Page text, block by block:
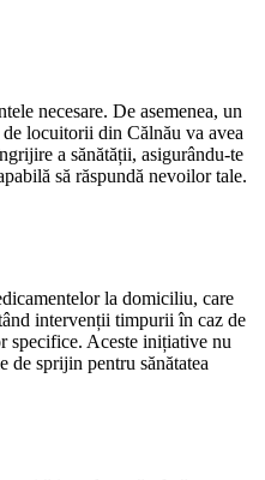
necesare. De asemenea, un
locuitorii din Călnău va avea
a sănătății, asigurându-te
să răspundă nevoilor tale.
la domiciliu, care
intervenții timpurii în caz de
specifice. Aceste inițiative nu
de sprijin pentru sănătatea